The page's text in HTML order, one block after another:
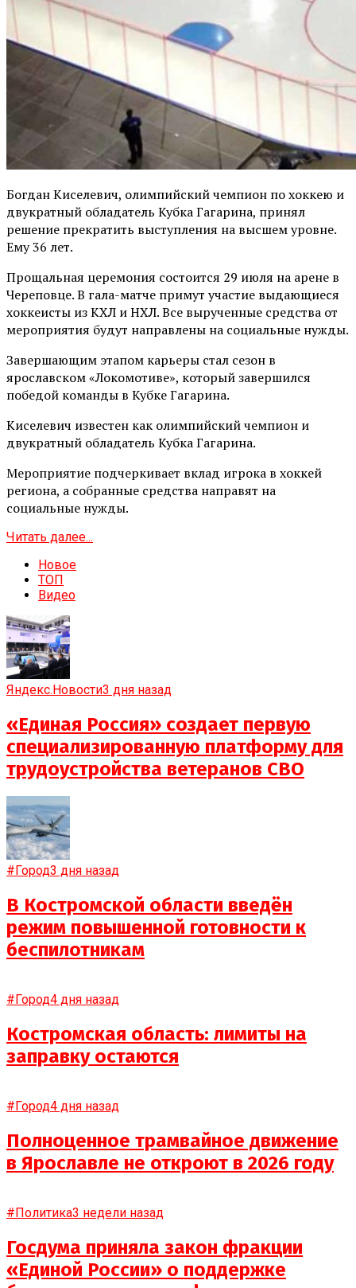
Богдан Киселевич, олимпийский чемпион по хоккею и
двукратный обладатель Кубка Гагарина, принял
решение прекратить выступления на высшем уровне.
Ему 36 лет.
Прощальная церемония состоится 29 июля на арене в
Череповце. В гала-матче примут участие выдающиеся
хоккеисты из КХЛ и НХЛ. Все вырученные средства от
мероприятия будут направлены на социальные нужды.
Завершающим этапом карьеры стал сезон в
ярославском «Локомотиве», который завершился
победой команды в Кубке Гагарина.
Киселевич известен как олимпийский чемпион и
двукратный обладатель Кубка Гагарина.
Мероприятие подчеркивает вклад игрока в хоккей
региона, а собранные средства направят на
социальные нужды.
Читать далее...
Новое
ТОП
Видео
Яндекс.Новости3 дня назад
«Единая Россия» создает первую
специализированную платформу для
трудоустройства ветеранов СВО
#Город3 дня назад
В Костромской области введён
режим повышенной готовности к
беспилотникам
#Город4 дня назад
Костромская область: лимиты на
заправку остаются
#Город4 дня назад
Полноценное трамвайное движение
в Ярославле не откроют в 2026 году
#Политика3 недели назад
Госдума приняла закон фракции
«Единой России» о поддержке